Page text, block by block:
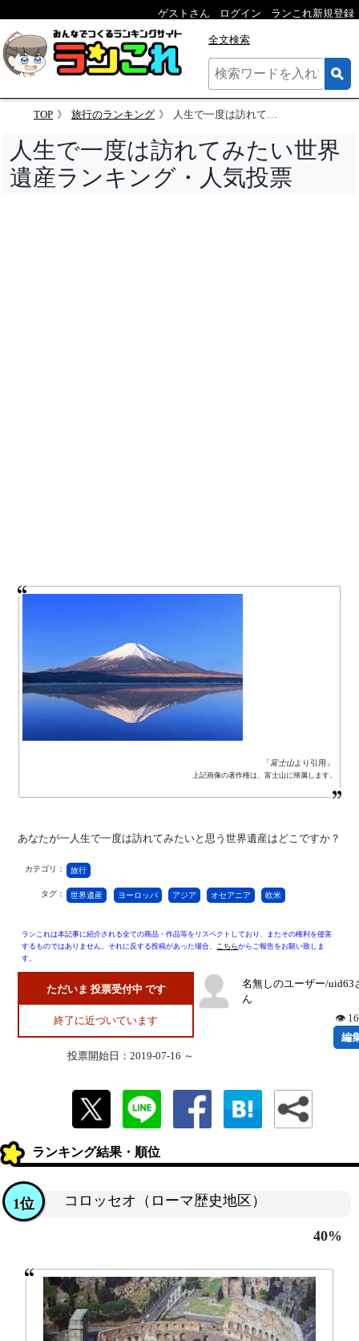
ゲストさん ログイン ランこれ新規登録
全文検索
TOP 旅行のランキング 人生で一度は訪れてみたい世界遺産ランキング
人生で一度は訪れてみたい世界
遺産ランキング・人気投票
「富士山より引用」
上記画像の著作権は、富士山に帰属します。
あなたが一人生で一度は訪れてみたいと思う世界遺産はどこですか？
カテゴリ： 旅行
タグ： 世界遺産 ヨーロッパ アジア オセアニア 欧米
ランこれは本記事に紹介される全ての商品・作品等をリスペクトしており、またその権利を侵害
するものではありません。それに反する投稿があった場合、 こちらからご報告をお願い致しま
す。
ただいま 投票受付中 です
終了に近づいています
投票開始日：2019-07-16 ～
名無しのユーザー/uid63
ん
👁
編
ランキング結果・順位
コロッセオ（ローマ歴史地区）
1位
40%